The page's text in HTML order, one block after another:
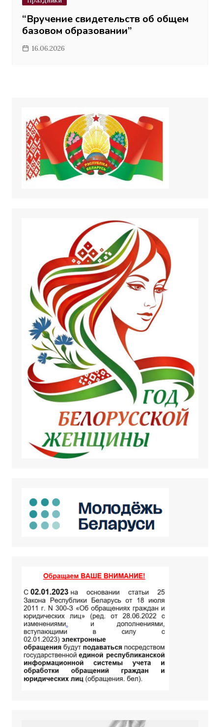
“Вручение свидетельств об общем
базовом образовании”
16.06.2026